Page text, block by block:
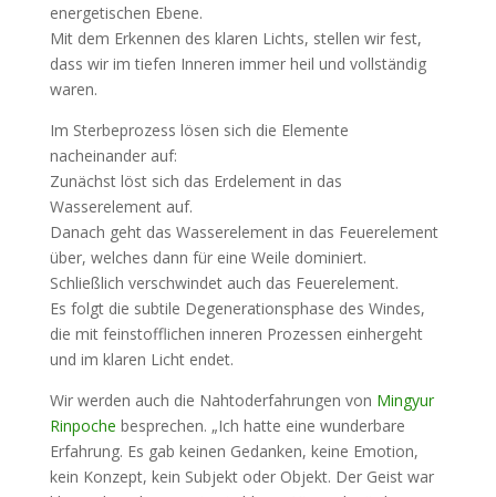
energetischen Ebene.
Mit dem Erkennen des klaren Lichts, stellen wir fest,
dass wir im tiefen Inneren immer heil und vollständig
waren.
Im Sterbeprozess lösen sich die Elemente
nacheinander auf:
Zunächst löst sich das Erdelement in das
Wasserelement auf.
Danach geht das Wasserelement in das Feuerelement
über, welches dann für eine Weile dominiert.
Schließlich verschwindet auch das Feuerelement.
Es folgt die subtile Degenerationsphase des Windes,
die mit feinstofflichen inneren Prozessen einhergeht
und im klaren Licht endet.
Wir werden auch die Nahtoderfahrungen von Mingyur
Rinpoche besprechen. „Ich hatte eine wunderbare
Erfahrung. Es gab keinen Gedanken, keine Emotion,
kein Konzept, kein Subjekt oder Objekt. Der Geist war